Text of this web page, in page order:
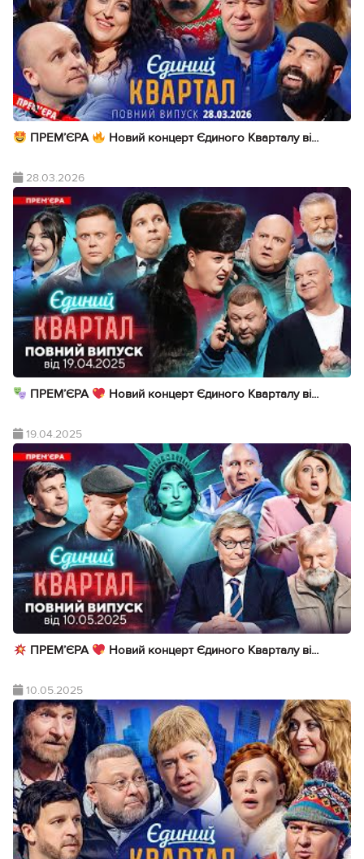
ПРЕМ’ЄРА Новий концерт Єдиного Кварталу ві...
28.03.2026
ПРЕМ’ЄРА Новий концерт Єдиного Кварталу ві...
19.04.2025
ПРЕМ’ЄРА Новий концерт Єдиного Кварталу ві...
10.05.2025